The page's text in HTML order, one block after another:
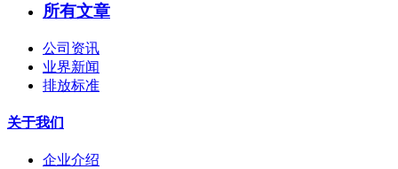
所有文章
公司资讯
业界新闻
排放标准
关于我们
企业介绍